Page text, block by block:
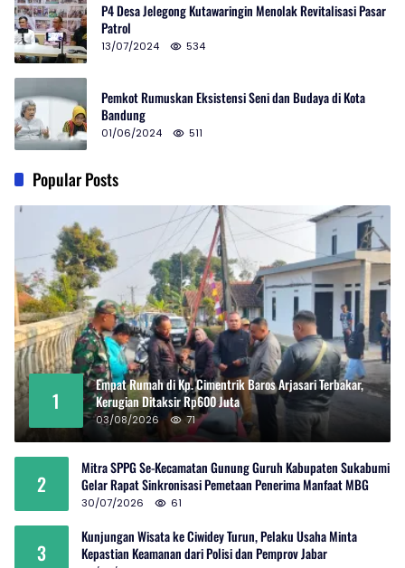
P4 Desa Jelegong Kutawaringin Menolak Revitalisasi Pasar
Patrol
13/07/2024 534
Pemkot Rumuskan Eksistensi Seni dan Budaya di Kota
Bandung
01/06/2024 511
Popular Posts
1
Empat Rumah di Kp. Cimentrik Baros Arjasari Terbakar,
Kerugian Ditaksir Rp600 Juta
03/08/2026 71
2
Mitra SPPG Se-Kecamatan Gunung Guruh Kabupaten Sukabumi
Gelar Rapat Sinkronisasi Pemetaan Penerima Manfaat MBG
30/07/2026 61
3
Kunjungan Wisata ke Ciwidey Turun, Pelaku Usaha Minta
Kepastian Keamanan dari Polisi dan Pemprov Jabar